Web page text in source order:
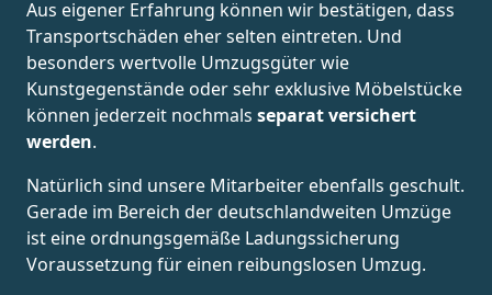
Aus eigener Erfahrung können wir bestätigen, dass
Transportschäden eher selten eintreten. Und
besonders wertvolle Umzugsgüter wie
Kunstgegenstände oder sehr exklusive Möbelstücke
können jederzeit nochmals separat versichert
werden.
Natürlich sind unsere Mitarbeiter ebenfalls geschult.
Gerade im Bereich der deutschlandweiten Umzüge
ist eine ordnungsgemäße Ladungssicherung
Voraussetzung für einen reibungslosen Umzug.